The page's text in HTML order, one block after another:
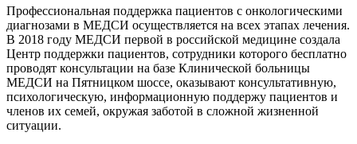
Профессиональная поддержка пациентов с онкологическими
диагнозами в МЕДСИ осуществляется на всех этапах лечения.
В 2018 году МЕДСИ первой в российской медицине создала
Центр поддержки пациентов, сотрудники которого бесплатно
проводят консультации на базе Клинической больницы
МЕДСИ на Пятницком шоссе, оказывают консультативную,
психологическую, информационную поддержу пациентов и
членов их семей, окружая заботой в сложной жизненной
ситуации.